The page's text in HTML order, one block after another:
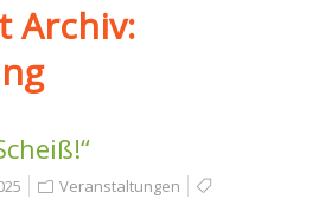
Archiv:
Veranstaltungen